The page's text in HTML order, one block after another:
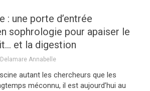
: une porte d’entrée
sophrologie pour apaiser le
et la digestion
Delamare Annabelle
autant les chercheurs que les
méconnu, il est aujourd’hui au